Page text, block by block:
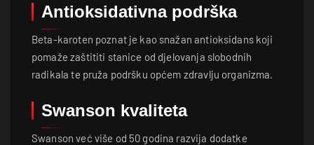
Antioksidativna podrška
Beta-karoten poznat je kao snažan antioksidans koji
pomaže zaštititi stanice od djelovanja slobodnih
radikala te pruža podršku općem zdravlju organizma.
Swanson kvaliteta
Swanson već više od 50 godina razvija dodatke